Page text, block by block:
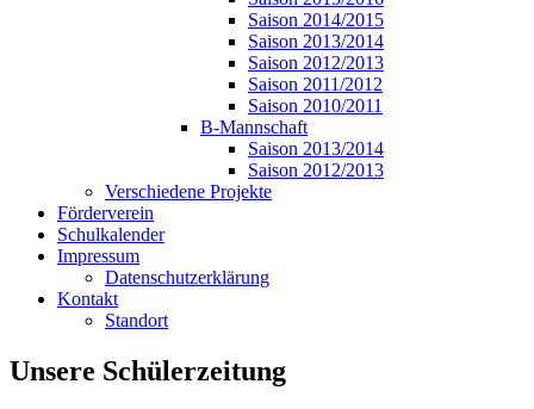
Saison 2014/2015
Saison 2013/2014
Saison 2012/2013
Saison 2011/2012
Saison 2010/2011
B-Mannschaft
Saison 2013/2014
Saison 2012/2013
Verschiedene Projekte
Förderverein
Schulkalender
Impressum
Datenschutzerklärung
Kontakt
Standort
Unsere Schülerzeitung